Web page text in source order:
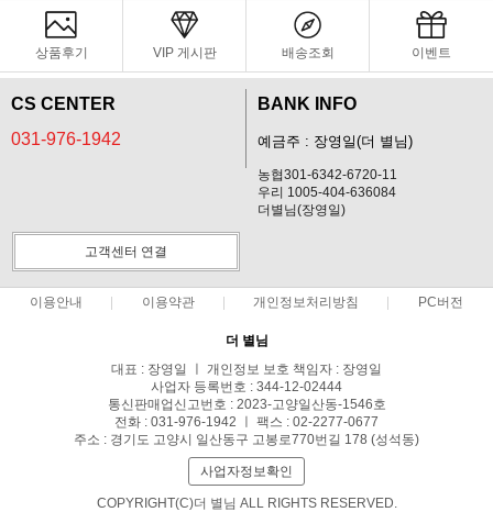
상품후기 VIP 게시판 배송조회 이벤트
CS CENTER
031-976-1942
BANK INFO
예금주 : 장영일(더 별님)
농협301-6342-6720-11
우리 1005-404-636084
더별님(장영일)
고객센터 연결
이용안내 이용약관 개인정보처리방침 PC버전
더 별님
대표 : 장영일 ㅣ 개인정보 보호 책임자 : 장영일
사업자 등록번호 : 344-12-02444
통신판매업신고번호 : 2023-고양일산동-1546호
전화 : 031-976-1942 ㅣ 팩스 : 02-2277-0677
주소 : 경기도 고양시 일산동구 고봉로770번길 178 (성석동)
사업자정보확인
COPYRIGHT(C)더 별님 ALL RIGHTS RESERVED.